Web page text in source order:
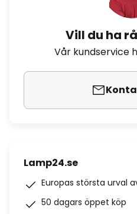
Vill du ha
Vår kundservice
Lamp24.se
Europas största urval
50 dagars öppet köp